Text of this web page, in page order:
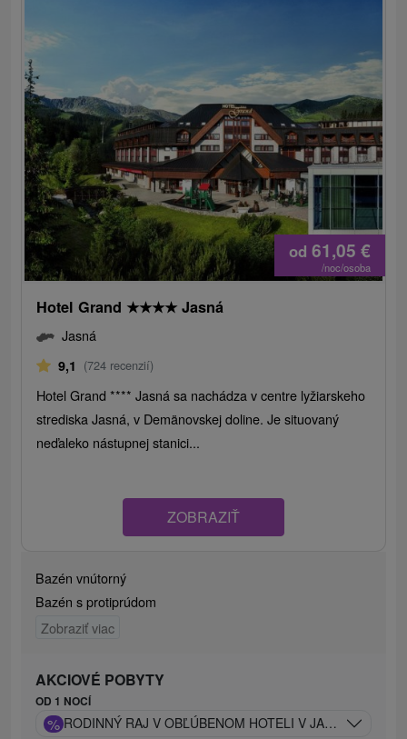
od 61,05 €
/noc/osoba
Hotel Grand ★★★★ Jasná
Jasná
9,1 (724 recenzií)
Hotel Grand **** Jasná sa nachádza v centre lyžiarskeho
strediska Jasná, v Demänovskej doline. Je situovaný
neďaleko nástupnej stanici...
ZOBRAZIŤ
Bazén vnútorný
Bazén s protiprúdom
Zobraziť viac
AKCIOVÉ POBYTY
OD 1 NOCÍ
% RODINNÝ RAJ V OBĽÚBENOM HOTELI V JASNEJ: